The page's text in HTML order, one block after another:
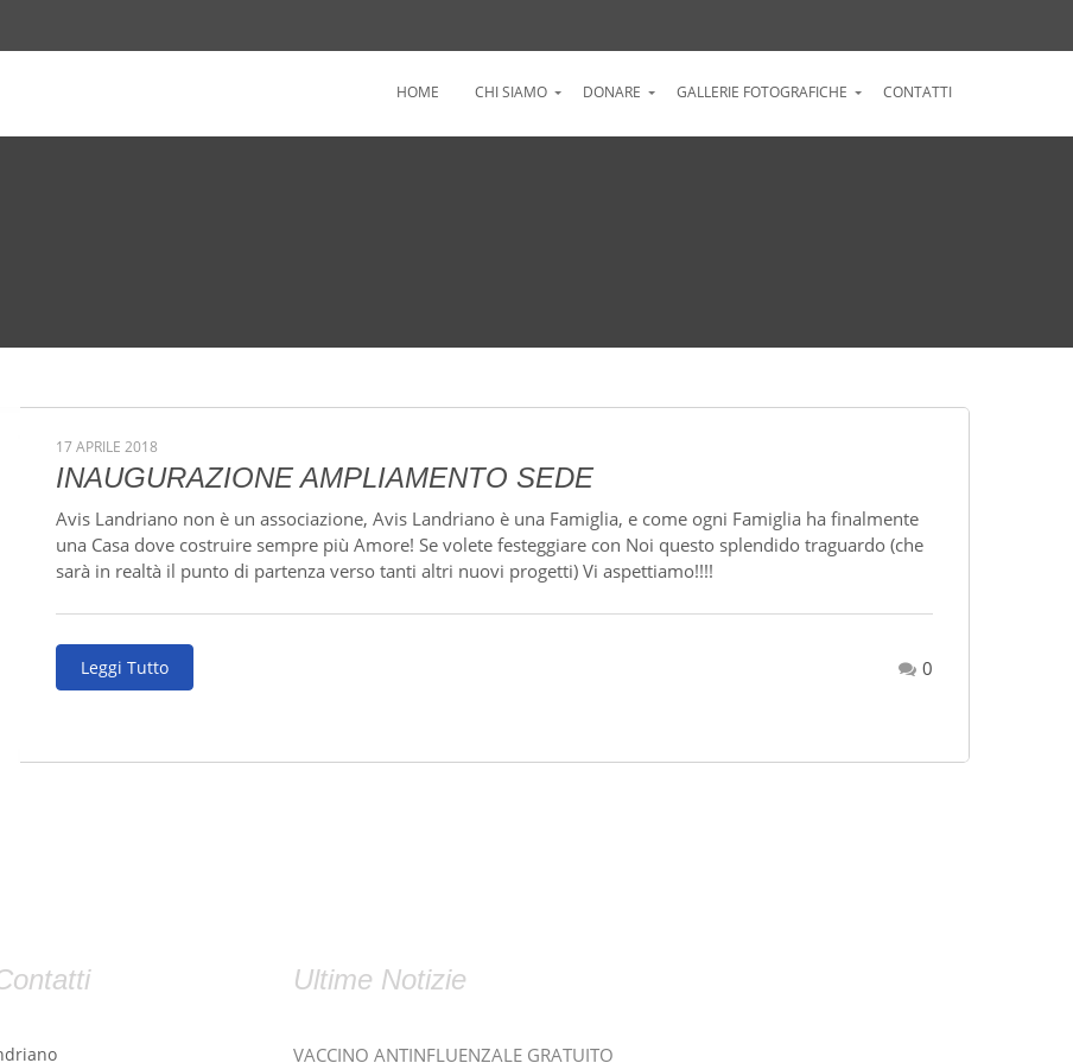
HOME CHI SIAMO DONARE GALLERIE FOTOGRAFICHE CONTATTI
17 APRILE 2018
INAUGURAZIONE AMPLIAMENTO SEDE
Avis Landriano non è un associazione, Avis Landriano è una Famiglia, e come ogni Famiglia ha finalmente
una Casa dove costruire sempre più Amore! Se volete festeggiare con Noi questo splendido traguardo (che
sarà in realtà il punto di partenza verso tanti altri nuovi progetti) Vi aspettiamo!!!!
Leggi Tutto 0
Ultime Notizie
VACCINO ANTINFLUENZALE GRATUITO